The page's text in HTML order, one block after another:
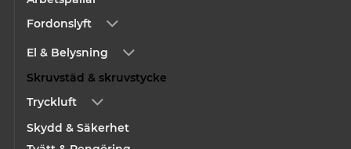
Fordonslyft
El & Belysning
Skruvstäd & skruvstycke
Tryckluft
Skydd & Säkerhet